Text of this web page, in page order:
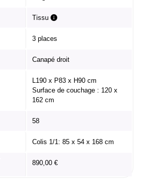
Tissu
3 places
Canapé droit
L190 x P83 x H90 cm
Surface de couchage : 120 x
162 cm
58
Colis 1/1: 85 x 54 x 168 cm
890,00 €